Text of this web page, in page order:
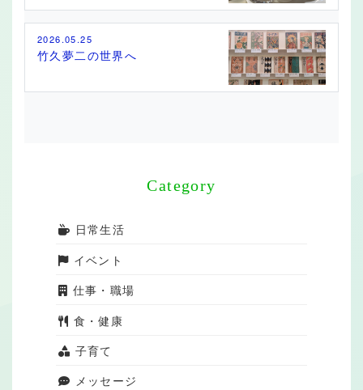
2026.05.25
竹久夢二の世界へ
Category
日常生活
イベント
仕事・職場
食・健康
子育て
メッセージ